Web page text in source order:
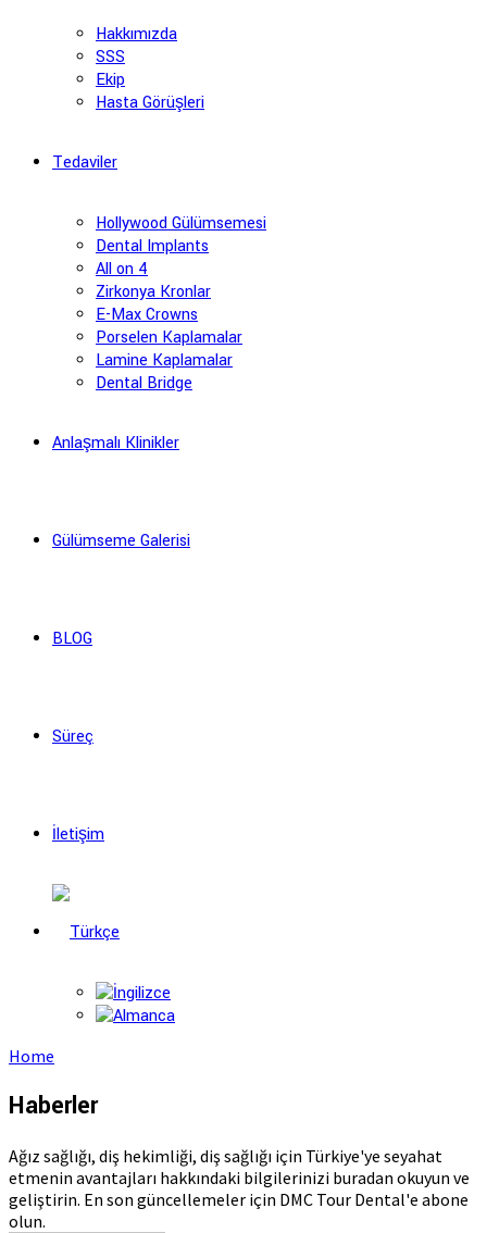
Hakkımızda
SSS
Ekip
Hasta Görüşleri
Tedaviler
Hollywood Gülümsemesi
Dental Implants
All on 4
Zirkonya Kronlar
E-Max Crowns
Porselen Kaplamalar
Lamine Kaplamalar
Dental Bridge
Anlaşmalı Klinikler
Gülümseme Galerisi
BLOG
Süreç
İletişim
Home
Haberler
Ağız sağlığı, diş hekimliği, diş sağlığı için Türkiye'ye seyahat
etmenin avantajları hakkındaki bilgilerinizi buradan okuyun ve
geliştirin. En son güncellemeler için DMC Tour Dental'e abone
olun.